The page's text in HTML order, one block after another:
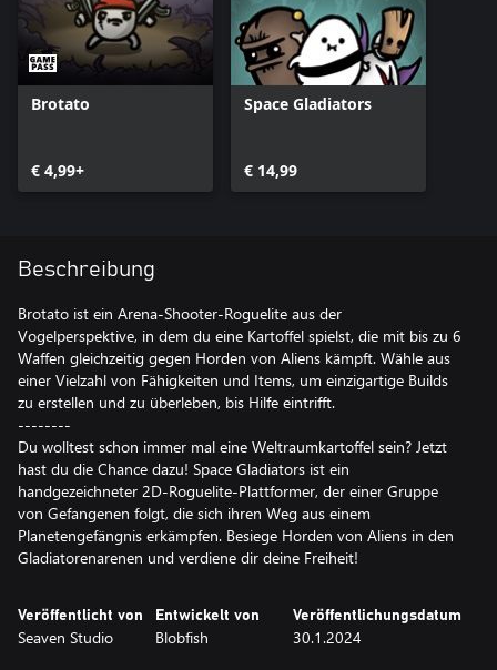
Brotato
€ 4,99+
Space Gladiators
€ 14,99
Beschreibung
Brotato ist ein Arena-Shooter-Roguelite aus der
Vogelperspektive, in dem du eine Kartoffel spielst, die mit bis zu 6
Waffen gleichzeitig gegen Horden von Aliens kämpft. Wähle aus
einer Vielzahl von Fähigkeiten und Items, um einzigartige Builds
zu erstellen und zu überleben, bis Hilfe eintrifft.
--------
Du wolltest schon immer mal eine Weltraumkartoffel sein? Jetzt
hast du die Chance dazu! Space Gladiators ist ein
handgezeichneter 2D-Roguelite-Plattformer, der einer Gruppe
von Gefangenen folgt, die sich ihren Weg aus einem
Planetengefängnis erkämpfen. Besiege Horden von Aliens in den
Gladiatorenarenen und verdiene dir deine Freiheit!
Veröffentlicht von
Seaven Studio
Entwickelt von
Blobfish
Veröffentlichungsdatum
30.1.2024